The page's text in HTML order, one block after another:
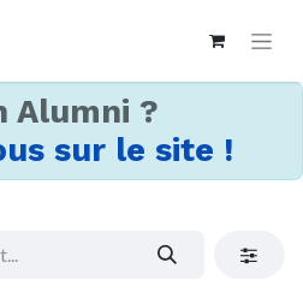
Alumni ?
sur le site !